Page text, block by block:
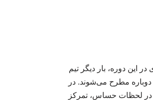
جهانی ۲۰۲۶، باوجود شکست‌ناپذیری در این دوره، بار دیگر تیم
دوباره مطرح می‌شوند. در
می‌بازیم؟ تیم ملی در لحظات حساس، تمرکز